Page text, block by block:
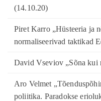
(14.10.20)
Piret Karro „Hüsteeria ja
normaliseerivad taktikad
David Vseviov „Sõna kui
Aro Velmet
poliitika. Paradokse